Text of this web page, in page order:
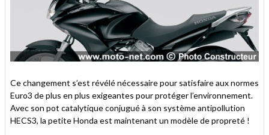
Ce changement s’est révélé nécessaire pour satisfaire aux normes
Euro3 de plus en plus exigeantes pour protéger l’environnement.
Avec son pot catalytique conjugué à son système antipollution
HECS3, la petite Honda est maintenant un modèle de propreté !